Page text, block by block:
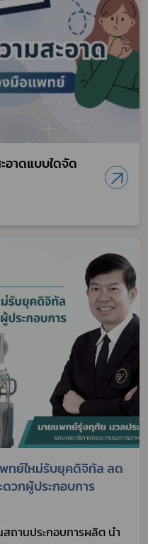
าดแบบใดจัด
ทย์ใหม่รับยุคดิจิทัล ลด
วกผู้ประกอบการ
ถานประกอบการผลิต นำ